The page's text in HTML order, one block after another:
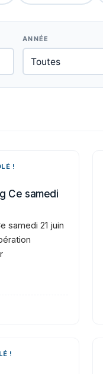
ANNÉE
!
Ce samedi
samedi 21 juin
!